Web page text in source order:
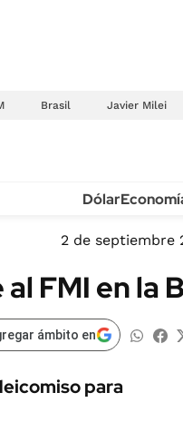
Brasil Javier Milei
Dólar
2 de septiembre
FMI en la
ámbito en
para